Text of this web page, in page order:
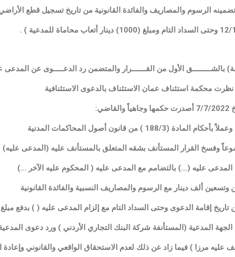
الرسوم والمصاريف والفائدة القانونية من تاريخ تسجيل قطع
الأول من القـــــــرار والمتضمن رد الدعـــــوى عن المدعى
محكمة استئناف عمان الاستئناف بالدعوى الاستئنافية
3 ) من قانون أصول المحاكمات المدنية
وفسخ القرار المستأنف بشقه المتعلق بالمستأنف عليه (المدعى عليه)
المدعى عليه (…) بالتضامم مع المدعى عليه ( المحكوم عليه الآخر …)
المدعية (المستأنفة شركة البنك التجاري الأردني ) ورد دعوى
عليه مرزا ) فيما زاد عن ذلك لعدم الاستحقاق الواقعي والقانوني وإعادة